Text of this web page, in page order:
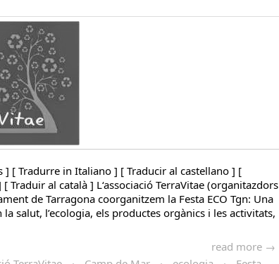
] [ Tradurre in Italiano ] [ Traducir al castellano ] [
Traduir al català ] L‘associació TerraVitae (organitazdors
de Tarragona coorganitzem la Festa ECO Tgn: Una
salut, l’ecologia, els productes orgànics i les activitats,
read more →